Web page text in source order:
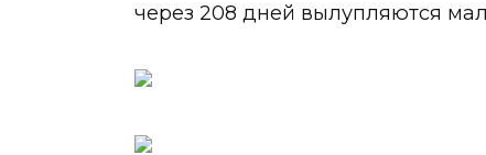
через 208 дней вылупляются